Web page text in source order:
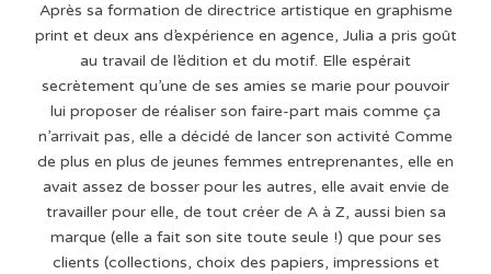
Après sa formation de directrice artistique en graphisme
print et deux ans d’expérience en agence, Julia a pris goût
au travail de l’édition et du motif. Elle espérait
secrètement qu’une de ses amies se marie pour pouvoir
lui proposer de réaliser son faire-part mais comme ça
n’arrivait pas, elle a décidé de lancer son activité Comme
de plus en plus de jeunes femmes entreprenantes, elle en
avait assez de bosser pour les autres, elle avait envie de
travailler pour elle, de tout créer de A à Z, aussi bien sa
marque (elle a fait son site toute seule !) que pour ses
clients (collections, choix des papiers, impressions et